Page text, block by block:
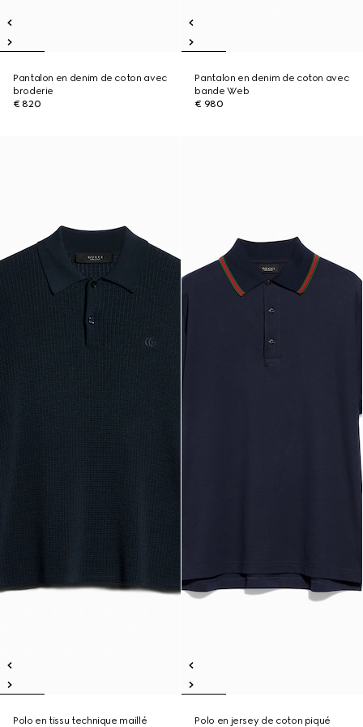
Pantalon en denim de coton avec
broderie
€ 820
Pantalon en denim de coton avec
bande Web
€ 980
Polo en tissu technique maillé
Polo en jersey de coton piqué